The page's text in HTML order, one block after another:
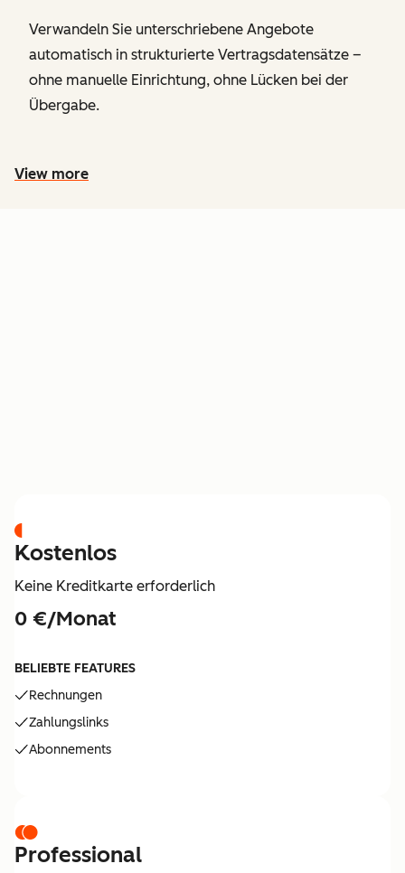
Verwandeln Sie unterschriebene Angebote
automatisch in strukturierte Vertragsdatensätze –
ohne manuelle Einrichtung, ohne Lücken bei der
Übergabe.
View more
Kostenlos
Keine Kreditkarte erforderlich
0 €/Monat
BELIEBTE FEATURES
Rechnungen
Zahlungslinks
Abonnements
Professional